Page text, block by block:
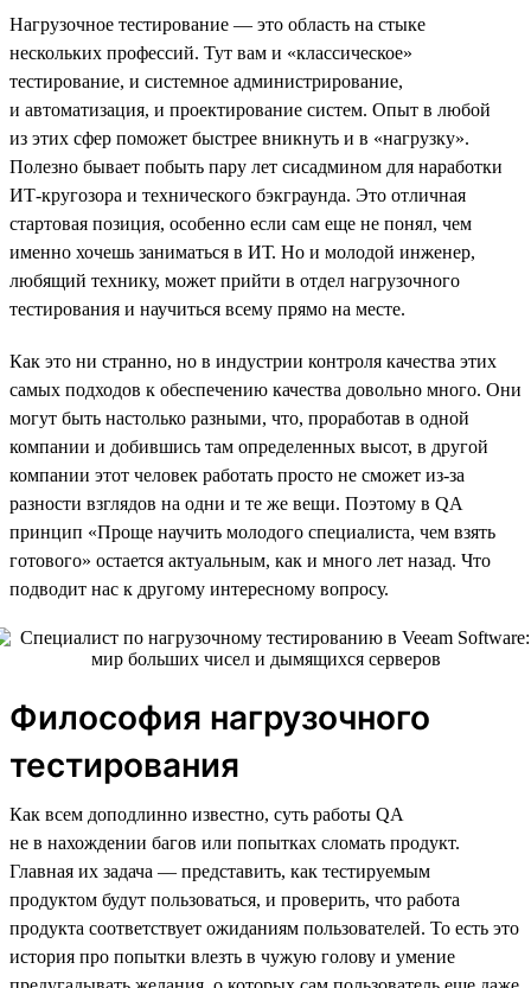
Нагрузочное тестирование — это область на стыке
нескольких профессий. Тут вам и «классическое»
тестирование, и системное администрирование,
и автоматизация, и проектирование систем. Опыт в любой
из этих сфер поможет быстрее вникнуть и в «нагрузку».
Полезно бывает побыть пару лет сисадмином для наработки
ИТ-кругозора и технического бэкграунда. Это отличная
стартовая позиция, особенно если сам еще не понял, чем
именно хочешь заниматься в ИТ. Но и молодой инженер,
любящий технику, может прийти в отдел нагрузочного
тестирования и научиться всему прямо на месте.
Как это ни странно, но в индустрии контроля качества этих
самых подходов к обеспечению качества довольно много. Они
могут быть настолько разными, что, проработав в одной
компании и добившись там определенных высот, в другой
компании этот человек работать просто не сможет из-за
разности взглядов на одни и те же вещи. Поэтому в QA
принцип «Проще научить молодого специалиста, чем взять
готового» остается актуальным, как и много лет назад. Что
подводит нас к другому интересному вопросу.
Философия нагрузочного
тестирования
Как всем доподлинно известно, суть работы QA
не в нахождении багов или попытках сломать продукт.
Главная их задача — представить, как тестируемым
продуктом будут пользоваться, и проверить, что работа
продукта соответствует ожиданиям пользователей. То есть это
история про попытки влезть в чужую голову и умение